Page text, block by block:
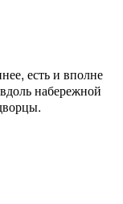
есть и вполне
набережной